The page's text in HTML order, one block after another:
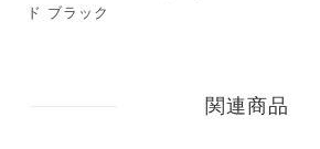
ド ブラック
関連商品